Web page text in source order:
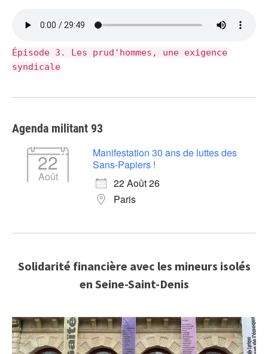
Épisode 3. Les prud'hommes, une exigence
syndicale
Agenda militant 93
22
Août
Manifestation 30 ans de luttes des
Sans-Papiers !
22 Août 26
Paris
Solidarité financière avec les mineurs isolés
en Seine-Saint-Denis